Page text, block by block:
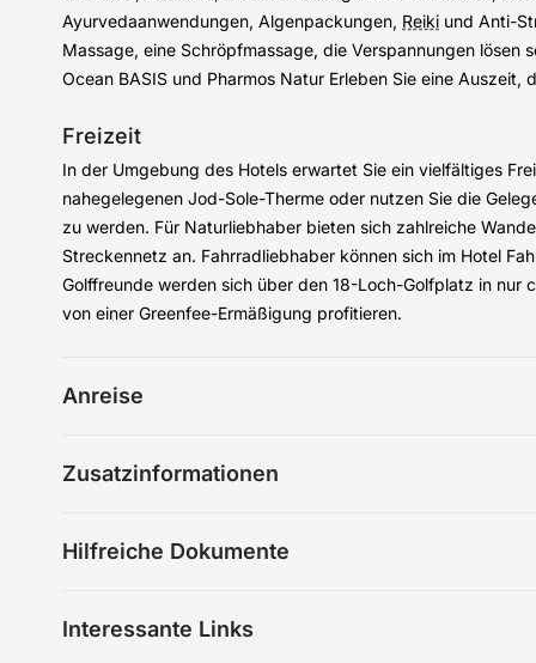
Ayurvedaanwendungen, Algenpackungen, Reiki und Anti-
Massage, eine Schröpfmassage, die Verspannungen
Ocean BASIS und Pharmos Natur Erleben Sie eine Auszeit,
Freizeit
In der Umgebung des Hotels erwartet Sie ein vielfältiges
nahegelegenen Jod-Sole-Therme oder nutzen Sie die
zu werden. Für Naturliebhaber bieten sich zahlreiche
Streckennetz an. Fahrradliebhaber können sich im Hotel
Golffreunde werden sich über den 18-Loch-Golfplatz in nur
von einer Greenfee-Ermäßigung profitieren.
Anreise
Zusatzinformationen
Hilfreiche Dokumente
Interessante Links